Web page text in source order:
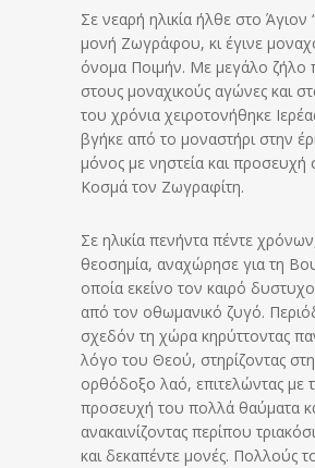
Σε νεαρή ηλικία ήλθε στο Άγιον
μονή Ζωγράφου, κι έγινε
όνομα Ποιμήν. Με μεγάλο ζήλο
στους μοναχικούς αγώνες και
του χρόνια χειροτονήθηκε
βγήκε από το μοναστήρι στην
μόνος με νηστεία και προσευχή
Κοσμά τον Ζωγραφίτη.
Σε ηλικία πενήντα πέντε
θεοσημία, αναχώρησε για τη
οποία εκείνο τον καιρό
από τον οθωμανικό ζυγό.
σχεδόν τη χώρα κηρύττοντας
λόγο του Θεού, στηρίζοντας
ορθόδοξο λαό, επιτελώντας με
προσευχή του πολλά θαύματα
ανακαινίζοντας περίπου
και δεκαπέντε μονές. Πολλούς